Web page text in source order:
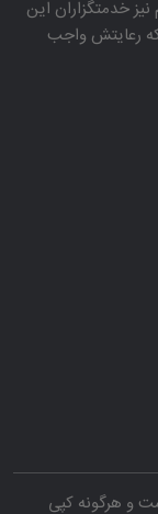
خدمتگزاران این
رعایتش واجب
و هرگونه کپی